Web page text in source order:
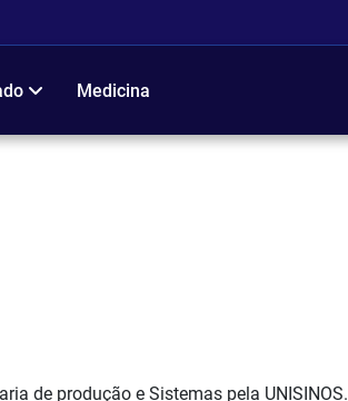
Medicina
de produção e Sistemas pela UNISINOS.